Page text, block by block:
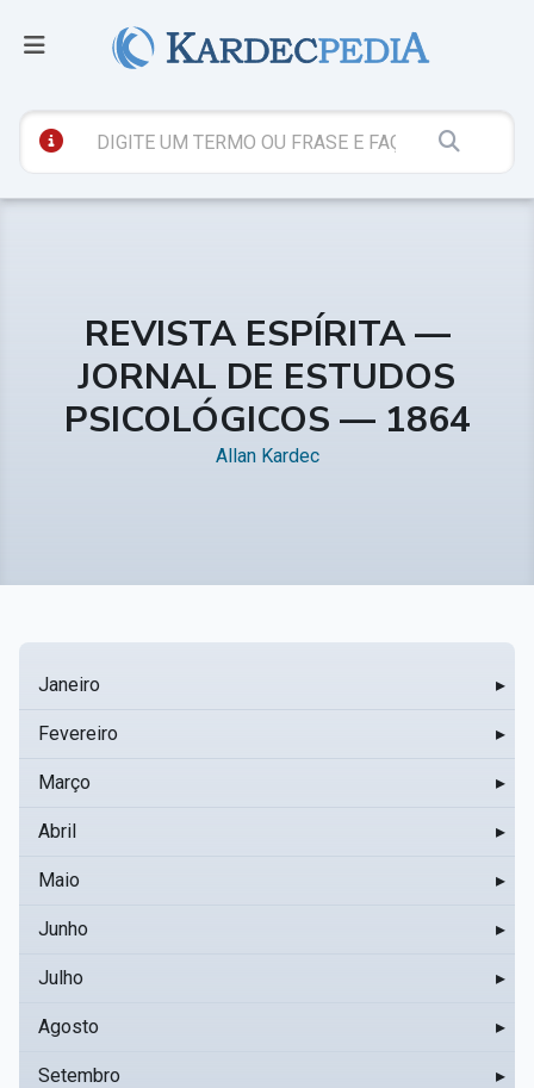
REVISTA ESPÍRITA —
JORNAL DE ESTUDOS
PSICOLÓGICOS — 1864
Allan Kardec
Janeiro ▸
Fevereiro ▸
Março ▸
Abril ▸
Maio ▸
Junho ▸
Julho ▸
Agosto ▸
Setembro ▸